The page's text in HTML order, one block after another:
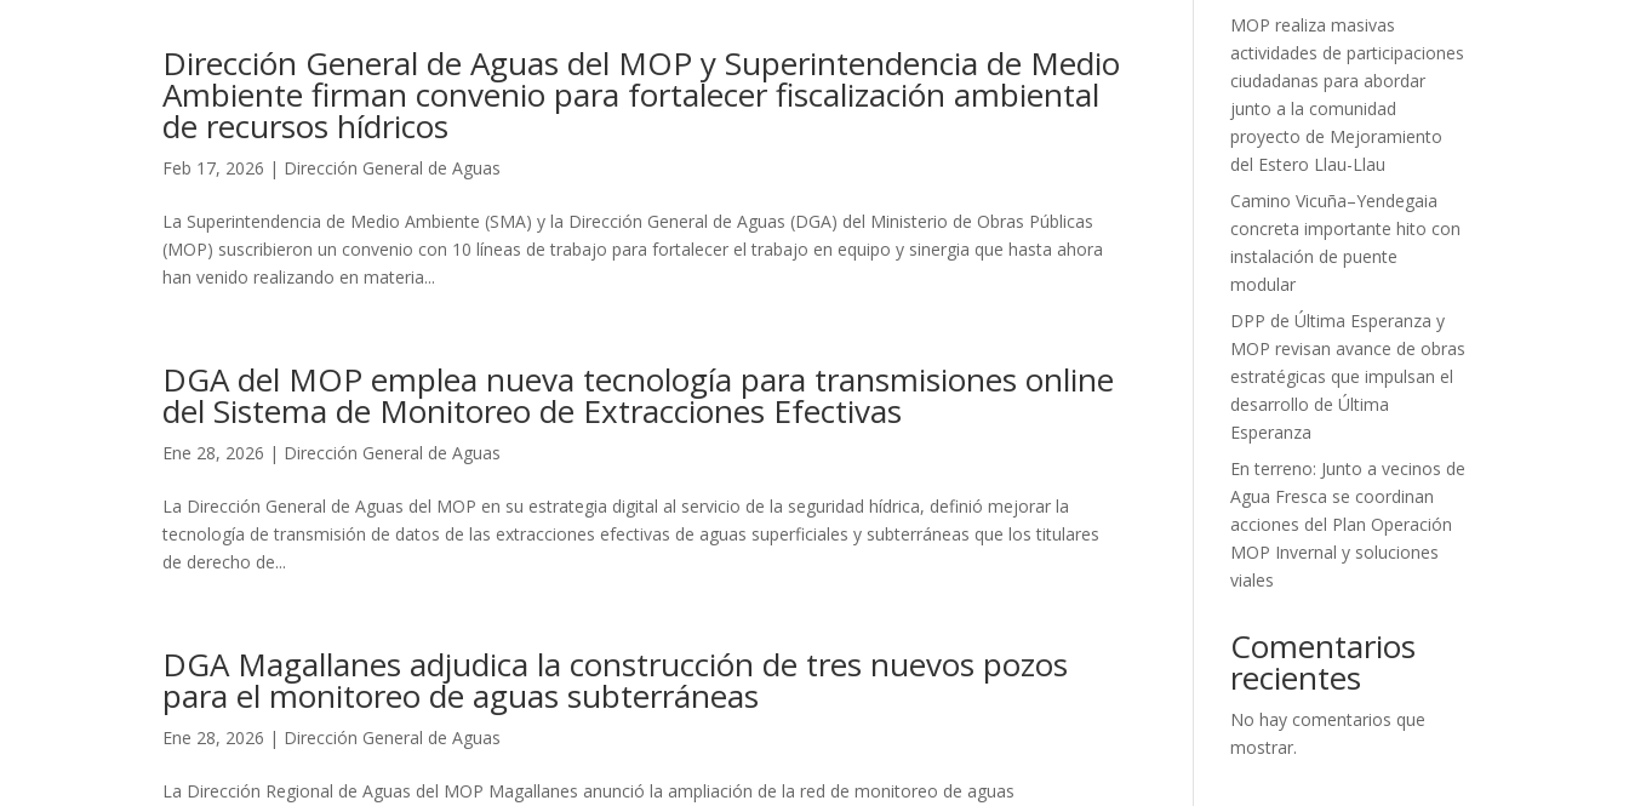
Dirección General de Aguas del MOP y Superintendencia de Medio
Ambiente firman convenio para fortalecer fiscalización ambiental
de recursos hídricos
Feb 17, 2026 | Dirección General de Aguas
La Superintendencia de Medio Ambiente (SMA) y la Dirección General de Aguas (DGA) del Ministerio de Obras Públicas
(MOP) suscribieron un convenio con 10 líneas de trabajo para fortalecer el trabajo en equipo y sinergia que hasta ahora
han venido realizando en materia...
DGA del MOP emplea nueva tecnología para transmisiones online
del Sistema de Monitoreo de Extracciones Efectivas
Ene 28, 2026 | Dirección General de Aguas
La Dirección General de Aguas del MOP en su estrategia digital al servicio de la seguridad hídrica, definió mejorar la
tecnología de transmisión de datos de las extracciones efectivas de aguas superficiales y subterráneas que los titulares
de derecho de...
DGA Magallanes adjudica la construcción de tres nuevos pozos
para el monitoreo de aguas subterráneas
Ene 28, 2026 | Dirección General de Aguas
La Dirección Regional de Aguas del MOP Magallanes anunció la ampliación de la red de monitoreo de aguas
MOP realiza masivas
actividades de participaciones
ciudadanas para abordar
junto a la comunidad
proyecto de Mejoramiento
del Estero Llau-Llau
Camino Vicuña–Yendegaia
concreta importante hito con
instalación de puente
modular
DPP de Última Esperanza y
MOP revisan avance de obras
estratégicas que impulsan el
desarrollo de Última
Esperanza
En terreno: Junto a vecinos de
Agua Fresca se coordinan
acciones del Plan Operación
MOP Invernal y soluciones
viales
Comentarios
recientes
No hay comentarios que
mostrar.